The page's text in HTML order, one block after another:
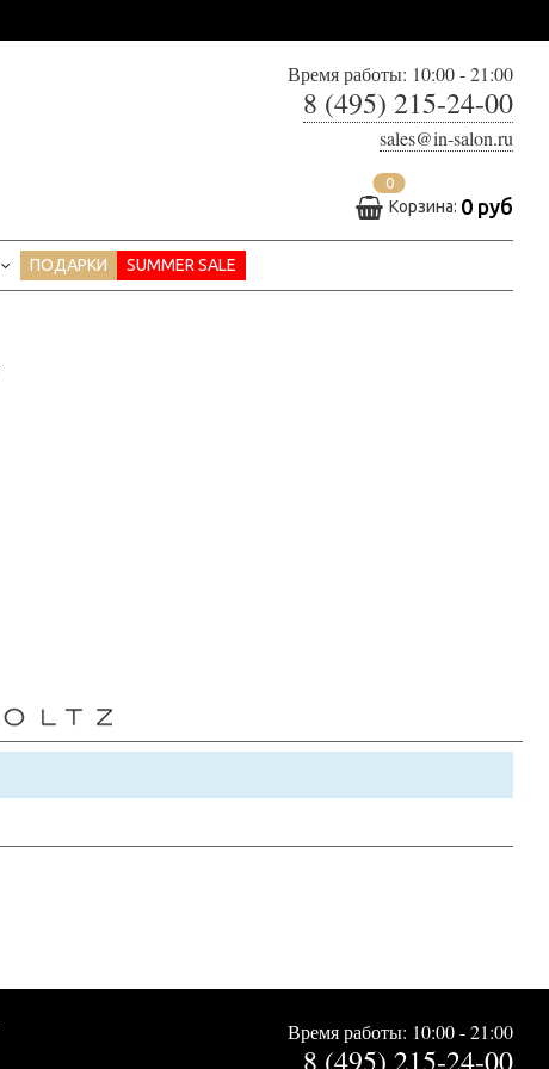
Время работы: 10:00 - 21:00
8 (495) 215-24-00
sales@in-salon.ru
0
Корзина: 0 руб
ПОДАРКИ SUMMER SALE
Время работы: 10:00 - 21:00
8 (495) 215-24-00